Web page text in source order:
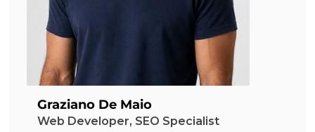
Graziano De Maio
Web Developer, SEO Specialist